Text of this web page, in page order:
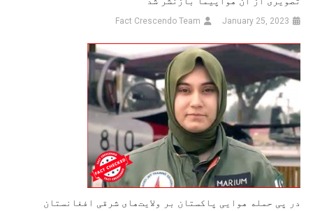
January 25, 2023
Fact Crescendo Team
در پی حمله هوایی پاکستان بر ولایت‌های شرقی افغانستان